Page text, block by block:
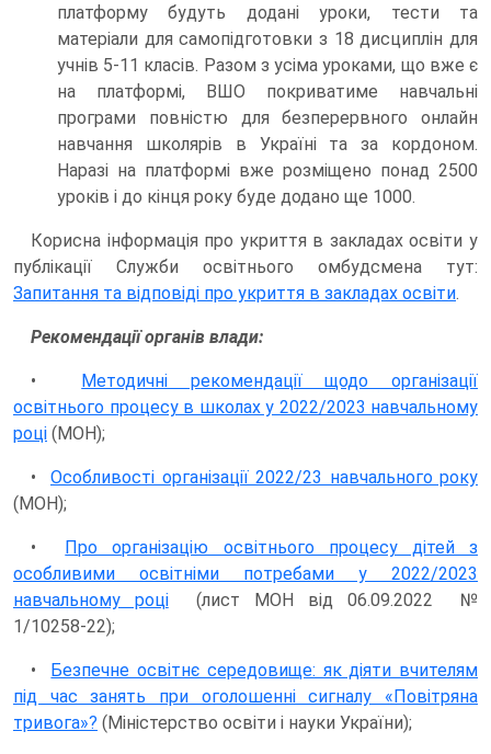
платформу будуть додані уроки, тести та
матеріали для самопідготовки з 18 дисциплін для
учнів 5-11 класів. Разом з усіма уроками, що вже є
на платформі, ВШО покриватиме навчальні
програми повністю для безперервного онлайн
навчання школярів в Україні та за кордоном.
Наразі на платформі вже розміщено понад 2500
уроків і до кінця року буде додано ще 1000.
Корисна інформація про укриття в закладах освіти у
публікації Служби освітнього омбудсмена тут:
Запитання та відповіді про укриття в закладах освіти.
Рекомендації органів влади:
• Методичні рекомендації щодо організації
освітнього процесу в школах у 2022/2023 навчальному
році (МОН);
• Особливості організації 2022/23 навчального року
(МОН);
• Про організацію освітнього процесу дітей з
особливими освітніми потребами у 2022/2023
навчальному році(лист МОН від 06.09.2022 №
1/10258-22);
• Безпечне освітнє середовище: як діяти вчителям
під час занять при оголошенні сигналу «Повітряна
тривога»? (Міністерство освіти і науки України);